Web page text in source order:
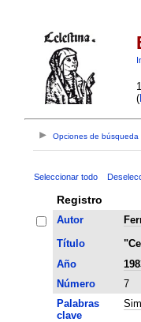
(
Opciones de búsqueda
Seleccionar todo
Registro
Autor
Título
Año
Número
7
Palabras
clave